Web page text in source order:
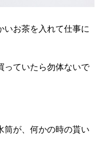
いお茶を入れて仕事に
っていたら勿体ないで
筒が、何かの時の貰い